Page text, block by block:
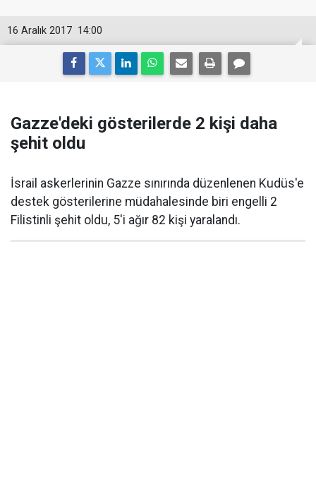
14:00
16 Aralık 2017
Gazze'deki gösterilerde 2 kişi daha
şehit oldu
İsrail askerlerinin Gazze sınırında düzenlenen Kudüs'e
destek gösterilerine müdahalesinde biri engelli 2
Filistinli şehit oldu, 5'i ağır 82 kişi yaralandı.